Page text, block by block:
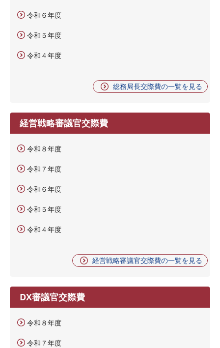
令和６年度
令和５年度
令和４年度
総務局長交際費の一覧を見る
経営戦略審議官交際費
令和８年度
令和７年度
令和６年度
令和５年度
令和４年度
経営戦略審議官交際費の一覧を見る
DX審議官交際費
令和８年度
令和７年度